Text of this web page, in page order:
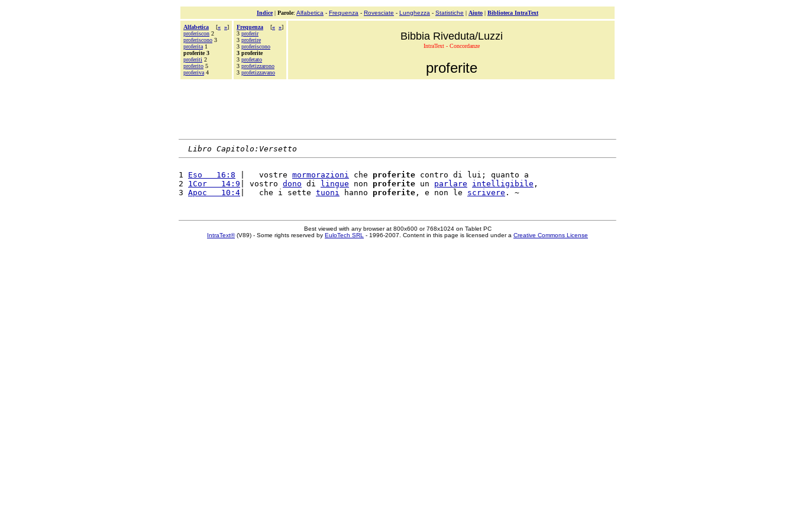
Indice| Parole: Alfabetica - Frequenza - Rovesciate - Lunghezza - Statistiche | Aiuto | Biblioteca IntraText
Alfabetica [« »]
proferiscon 2
proferiscono 3
proferita 1
proferite 3
proferiti 2
proferito 5
proferiva 4
Frequenza [« »]
3 proferir
3 proferire
3 proferiscono
3 proferite
3 profetato
3 profetizzarono
3 profetizzavano
Bibbia Riveduta/Luzzi
IntraText - Concordanze
proferite
Libro Capitolo:Versetto
1 Eso   16:8 |   vostre mormorazioni che proferite contro di lui; quanto a
2 1Cor   14:9 | vostro dono di lingue non proferite un parlare intelligibile ,
3 Apoc   10:4 |   che i sette tuoni hanno proferite , e non le scrivere
Best viewed with any browser at 800x600 or 768x1024 on Tablet PC
IntraText®(V89) - Some rights reserved by EuloTech SRL - 1996-2007. Content in this page is licensed under a Creative Commons License